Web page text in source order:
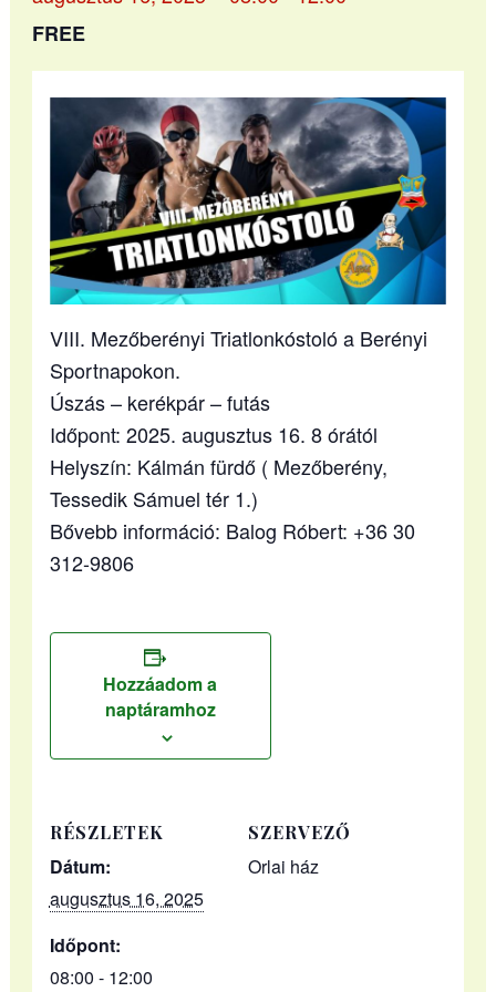
FREE
VIII. Mezőberényi Triatlonkóstoló a Berényi
Sportnapokon.
Úszás – kerékpár – futás
Időpont: 2025. augusztus 16. 8 órától
Helyszín: Kálmán fürdő ( Mezőberény,
Tessedik Sámuel tér 1.)
Bővebb információ: Balog Róbert: +36 30
312-9806
Hozzáadom a
naptáramhoz
RÉSZLETEK
Dátum:
augusztus 16, 2025
Időpont:
08:00 - 12:00
SZERVEZŐ
Orlai ház